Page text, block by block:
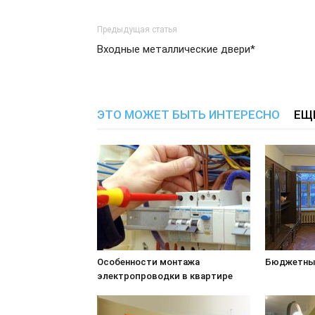
Предыдущая статья
Входные металлические двери*
ЭТО МОЖЕТ БЫТЬ ИНТЕРЕСНО
Особенности монтажа
электропроводки в квартире